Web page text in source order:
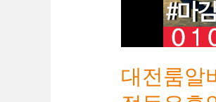
대전룸알
두